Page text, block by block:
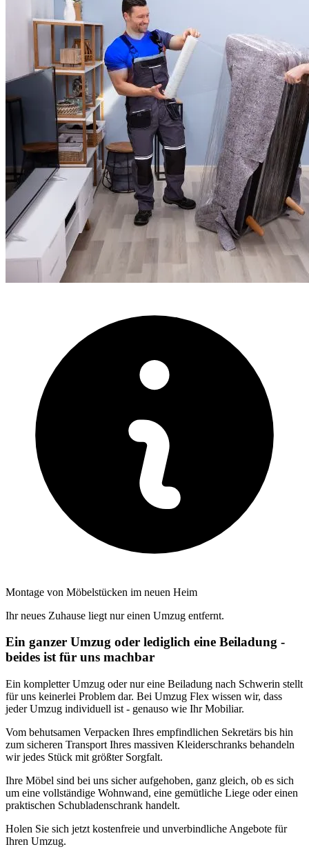
Montage von Möbelstücken im neuen Heim
Ihr neues Zuhause liegt nur einen Umzug entfernt.
Ein ganzer Umzug oder lediglich eine Beiladung -
beides ist für uns machbar
Ein kompletter Umzug oder nur eine Beiladung nach Schwerin stellt
für uns keinerlei Problem dar. Bei Umzug Flex wissen wir, dass
jeder Umzug individuell ist - genauso wie Ihr Mobiliar.
Vom behutsamen Verpacken Ihres empfindlichen Sekretärs bis hin
zum sicheren Transport Ihres massiven Kleiderschranks behandeln
wir jedes Stück mit größter Sorgfalt.
Ihre Möbel sind bei uns sicher aufgehoben, ganz gleich, ob es sich
um eine vollständige Wohnwand, eine gemütliche Liege oder einen
praktischen Schubladenschrank handelt.
Holen Sie sich jetzt kostenfreie und unverbindliche Angebote für
Ihren Umzug.